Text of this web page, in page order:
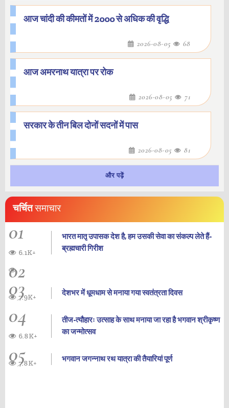
आज चांदी की कीमतों में 2000 से अधिक की वृद्धि
2026-08-05 68
आज अमरनाथ यात्रा पर रोक
2026-08-05 71
सरकार के तीन बिल दोनों सदनों में पास
2026-08-05 81
और पढ़ें
चर्चितसमाचार
01
भारत मातृ उपासक देश है, हम उसकी सेवा का संकल्प लेते हैं-
ब्रह्मचारी गिरीश
6.1K+
02
03 देशभर में धूमधाम से मनाया गया स्वतंत्रता दिवस
7.9K+
04
तीज-त्यौहारः उत्साह के साथ मनाया जा रहा है भगवान श्रीकृष्ण
का जन्‍मोत्‍सव
6.8K+
05 भगवान जगन्नाथ रथ यात्रा की तैयारियां पूर्ण
7.8K+